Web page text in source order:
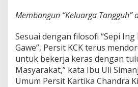
Membangun “Keluarga Tangguh”
Sesuai dengan filosofi “Sepi
Gawe”, Persit KCK terus
untuk bekerja keras dengan
Masyarakat,” kata Ibu Uli
Umum Persit Kartika Chandra